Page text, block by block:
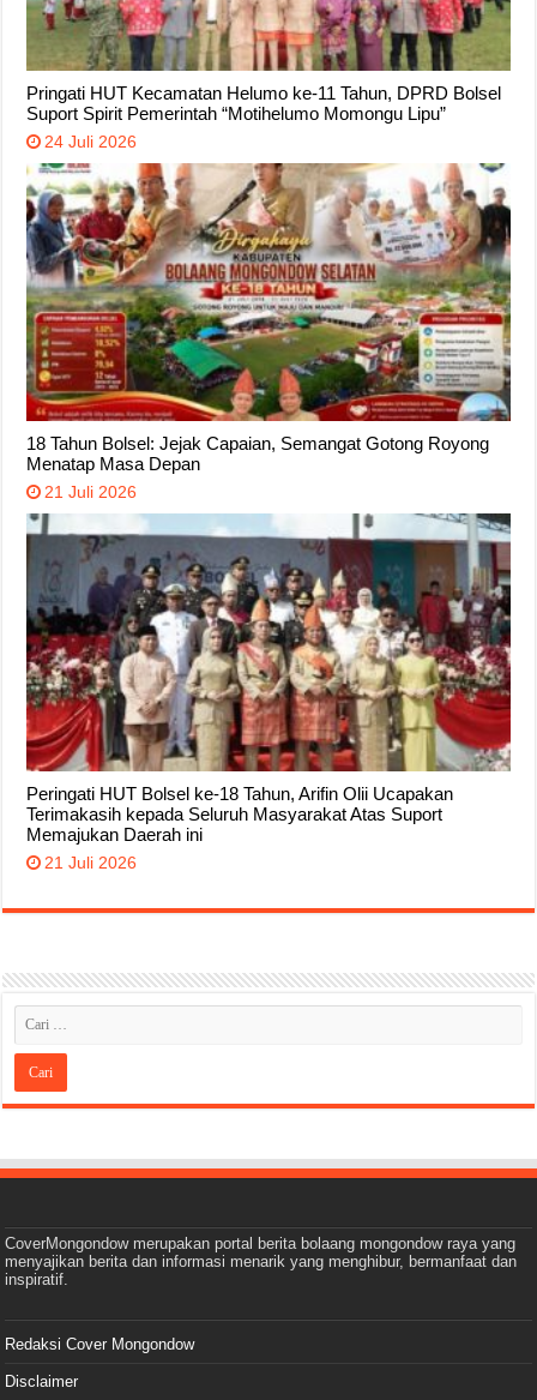
Pringati HUT Kecamatan Helumo ke-11 Tahun, DPRD Bolsel
Suport Spirit Pemerintah “Motihelumo Momongu Lipu”
24 Juli 2026
18 Tahun Bolsel: Jejak Capaian, Semangat Gotong Royong
Menatap Masa Depan
21 Juli 2026
Peringati HUT Bolsel ke-18 Tahun, Arifin Olii Ucapakan
Terimakasih kepada Seluruh Masyarakat Atas Suport
Memajukan Daerah ini
21 Juli 2026
CoverMongondow merupakan portal berita bolaang mongondow raya yang
menyajikan berita dan informasi menarik yang menghibur, bermanfaat dan
inspiratif.
Redaksi Cover Mongondow
Disclaimer